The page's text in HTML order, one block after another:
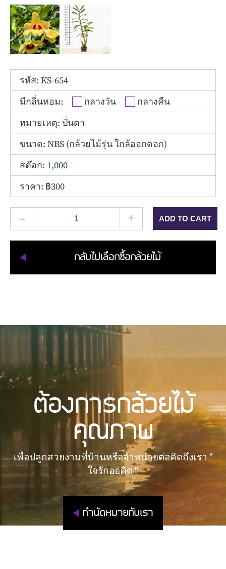
Tolumnia
Vanda
รหัส: KS-654
มีกลิ่นหอม:
กลางวัน
กลางคืน
หมายเหตุ: ปั่นตา
ขนาด: NBS (กล้วยไม้รุ่น ใกล้ออกดอก)
สต๊อก: 1,000
ราคา: ฿300
– +
กลับไปเลือกซื้อกล้วยไม้
ต้องการกล้วยไม้
คุณภาพ
เพื่อปลูกสวยงามที่บ้านหรือจำหน่ายต่อคิดถึงเรา "
ใจรักออคิด "
ทำนัดหมายกับเรา